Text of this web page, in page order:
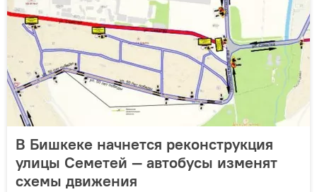
В Бишкеке начнется реконструкция
улицы Семетей — автобусы изменят
схемы движения